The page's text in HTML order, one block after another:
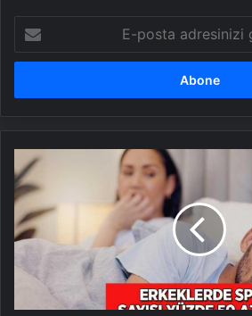
posta
adresinizi
Erkeklerde
sperm
sayısı
yüzde
50
Bu
öneriler
baba